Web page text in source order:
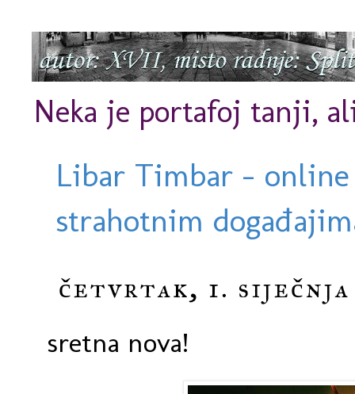
Neka je portafoj tanji,
Libar Timbar -
strahotnim
četvrtak, 1. siječnja
sretna nova!